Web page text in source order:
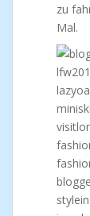
zu
Mal.